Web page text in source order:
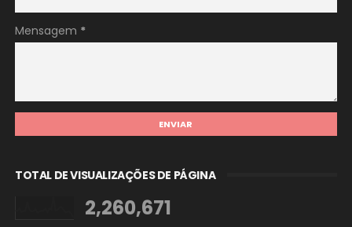
Mensagem *
TOTAL DE VISUALIZAÇÕES DE PÁGINA
2,260,671